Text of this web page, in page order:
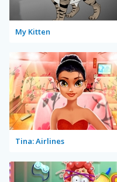
My Kitten
Tina: Airlines